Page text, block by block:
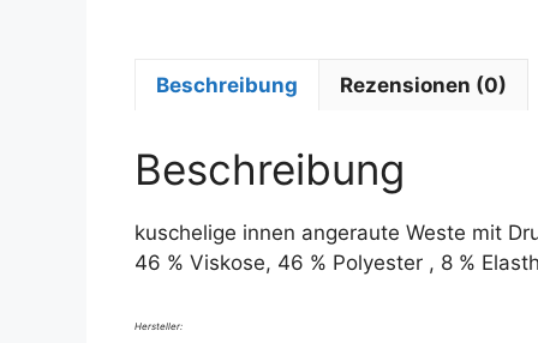
Beschreibung Rezensionen (0)
Beschreibung
kuschelige innen angeraute Weste mit
46 % Viskose, 46 % Polyester , 8 %
Hersteller: